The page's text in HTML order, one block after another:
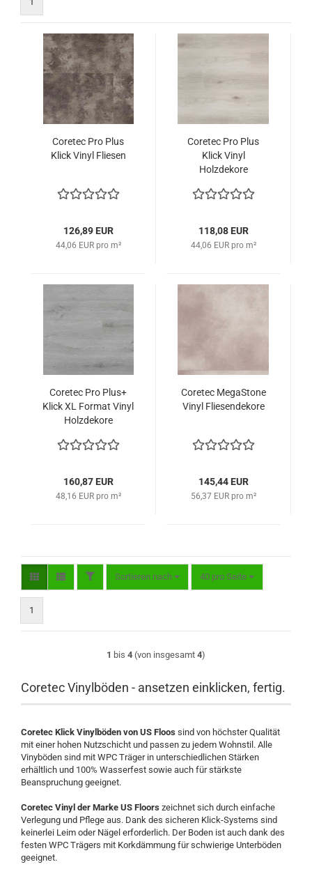
Coretec Pro Plus
Klick Vinyl Fliesen
126,89 EUR
44,06 EUR pro m²
Coretec Pro Plus
Klick Vinyl
Holzdekore
118,08 EUR
44,06 EUR pro m²
Coretec Pro Plus+
Klick XL Format Vinyl
Holzdekore
160,87 EUR
48,16 EUR pro m²
Coretec MegaStone
Vinyl Fliesendekore
145,44 EUR
56,37 EUR pro m²
FILTERSortieren nach
Sortieren nach 40 pro Seite
pro Seite
1
1 bis 4 (von insgesamt 4)
Coretec Vinylböden - ansetzen einklicken, fertig.
Coretec Klick Vinylböden von US Floos sind von höchster Qualität
mit einer hohen Nutzschicht und passen zu jedem Wohnstil. Alle
Vinyböden sind mit WPC Träger in unterschiedlichen Stärken
erhältlich und 100% Wasserfest sowie auch für stärkste
Beanspruchung geeignet.
Coretec Vinyl der Marke US Floors zeichnet sich durch einfache
Verlegung und Pflege aus. Dank des sicheren Klick-Systems sind
keinerlei Leim oder Nägel erforderlich. Der Boden ist auch dank des
festen WPC Trägers mit Korkdämmung für schwierige Unterböden
geeignet.